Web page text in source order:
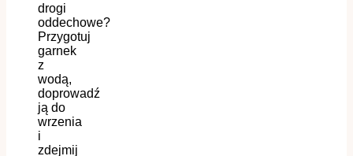
drogi
oddechowe?
Przygotuj
garnek
z
wodą,
doprowadź
ją do
wrzenia
i
zdejmij